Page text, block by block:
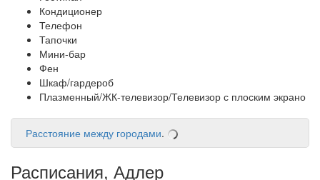
Кондиционер
Телефон
Тапочки
Мини-бар
Фен
Шкаф/гардероб
Плазменный/ЖК-телевизор/Телевизор с плоским экрано
Расстояние между городами.
Расписания, Адлер